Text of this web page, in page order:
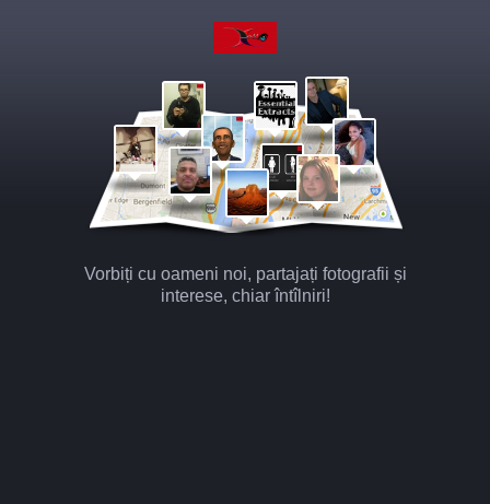
Vorbiți cu oameni noi, partajați fotografii și
interese, chiar întîlniri!